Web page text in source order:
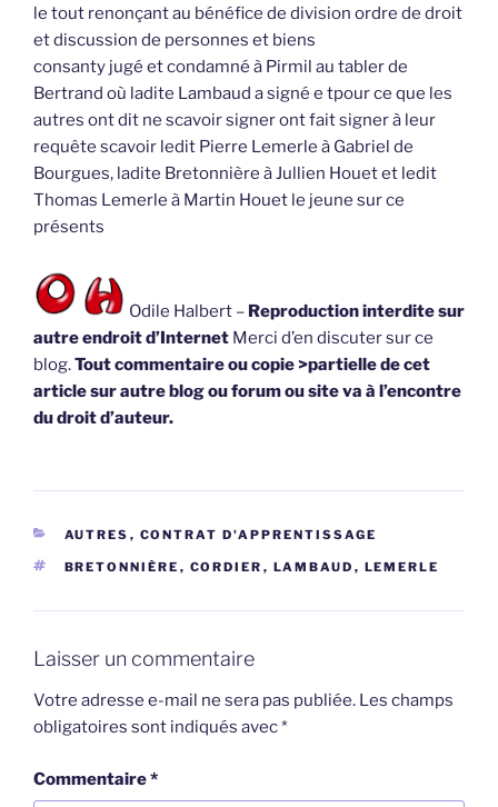
le tout renonçant au bénéfice de division ordre de droit
et discussion de personnes et biens
consanty jugé et condamné à Pirmil au tabler de
Bertrand où ladite Lambaud a signé e tpour ce que les
autres ont dit ne scavoir signer ont fait signer à leur
requête scavoir ledit Pierre Lemerle à Gabriel de
Bourgues, ladite Bretonnière à Jullien Houet et ledit
Thomas Lemerle à Martin Houet le jeune sur ce
présents
Odile Halbert – Reproduction interdite sur
autre endroit d’Internet Merci d’en discuter sur ce
blog.Tout commentaire ou copie >partielle de cet
article sur autre blog ou forum ou site va à l’encontre
du droit d’auteur.
CATÉGORIES
AUTRES , CONTRAT D'APPRENTISSAGE
ÉTIQUETTES
BRETONNIÈRE , CORDIER , LAMBAUD , LEMERLE
Laisser un commentaire
Votre adresse e-mail ne sera pas publiée. Les champs
obligatoires sont indiqués avec*
Commentaire*